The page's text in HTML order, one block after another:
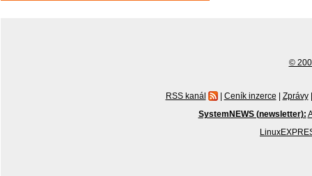
©
RSS kanál | Ceník inzerce | Zprávy |
SystemNEWS (newsletter):